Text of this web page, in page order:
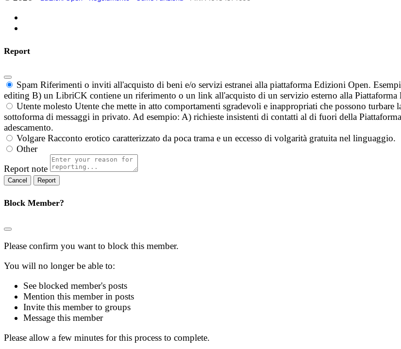
Report
Spam Riferimenti o inviti all'acquisto di beni e/o servizi estranei alla piattaforma Edizioni Open.
editing B) un LibriCK contiene un riferimento o un link all'acquisto di un servizio esterno alla Piattaforma
Utente molesto Utente che mette in atto comportamenti sgradevoli e inappropriati che possono
sottoforma di messaggi in privato. Ad esempio: A) richieste insistenti di contatti al di fuori della
adescamento.
Volgare Racconto erotico caratterizzato da poca trama e un eccesso di volgarità gratuita nel linguaggio.
Other
Report note
Report
Block Member?
Please confirm you want to block this member.
You will no longer be able to:
See blocked member's posts
Mention this member in posts
Invite this member to groups
Message this member
Please allow a few minutes for this process to complete.